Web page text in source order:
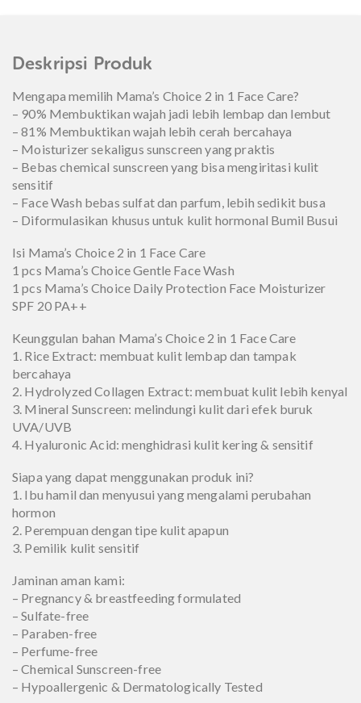
Deskripsi Produk
Mengapa memilih Mama’s Choice 2 in 1 Face Care?
– 90% Membuktikan wajah jadi lebih lembap dan lembut
– 81% Membuktikan wajah lebih cerah bercahaya
– Moisturizer sekaligus sunscreen yang praktis
– Bebas chemical sunscreen yang bisa mengiritasi kulit
sensitif
– Face Wash bebas sulfat dan parfum, lebih sedikit busa
– Diformulasikan khusus untuk kulit hormonal Bumil Busui
Isi Mama’s Choice 2 in 1 Face Care
1 pcs Mama’s Choice Gentle Face Wash
1 pcs Mama’s Choice Daily Protection Face Moisturizer
SPF 20 PA++
Keunggulan bahan Mama’s Choice 2 in 1 Face Care
1. Rice Extract: membuat kulit lembap dan tampak
bercahaya
2. Hydrolyzed Collagen Extract: membuat kulit lebih kenyal
3. Mineral Sunscreen: melindungi kulit dari efek buruk
UVA/UVB
4. Hyaluronic Acid: menghidrasi kulit kering & sensitif
Siapa yang dapat menggunakan produk ini?
1. Ibu hamil dan menyusui yang mengalami perubahan
hormon
2. Perempuan dengan tipe kulit apapun
3. Pemilik kulit sensitif
Jaminan aman kami:
– Pregnancy & breastfeeding formulated
– Sulfate-free
– Paraben-free
– Perfume-free
– Chemical Sunscreen-free
– Hypoallergenic & Dermatologically Tested